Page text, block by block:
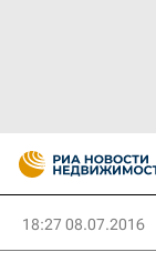
18:27 08.07.2016